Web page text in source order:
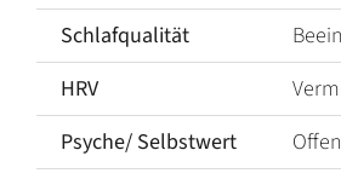
Schlafqualität
HRV
Psyche/ Selbstwert